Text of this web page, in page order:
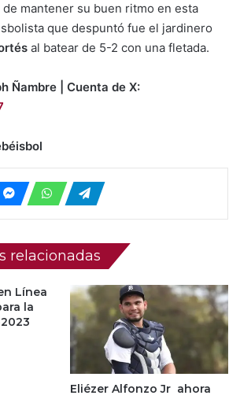
de mantener su buen ritmo en esta
que despuntó fue el jardinero
al batear de 5-2 con una fletada.
Ñambre | Cuenta de X:
relacionadas
Línea
la
Eliézer Alfonzo Jr ahora